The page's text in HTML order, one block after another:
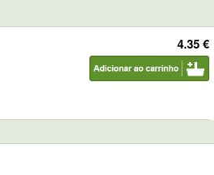
4.35 €